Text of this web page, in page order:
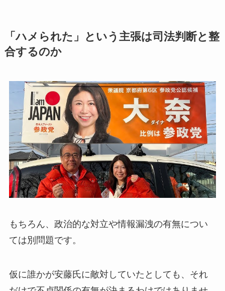
「ハメられた」という主張は司法判断と整
合するのか
もちろん、政治的な対立や情報漏洩の有無につい
ては別問題です。
仮に誰かが安藤氏に敵対していたとしても、それ